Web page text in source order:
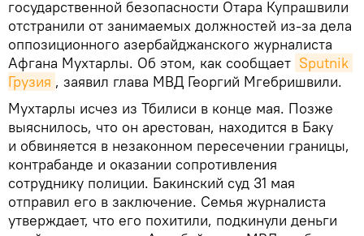
государственной безопасности Отара Купрашвили
отстранили от занимаемых должностей из-за дела
оппозиционного азербайджанского журналиста
Афгана Мухтарлы. Об этом, как сообщает Sputnik
Грузия , заявил глава МВД Георгий Мгебришвили.
Мухтарлы исчез из Тбилиси в конце мая. Позже
выяснилось, что он арестован, находится в Баку
и обвиняется в незаконном пересечении границы,
контрабанде и оказании сопротивления
сотруднику полиции. Бакинский суд 31 мая
отправил его в заключение. Семья журналиста
утверждает, что его похитили, подкинули деньги